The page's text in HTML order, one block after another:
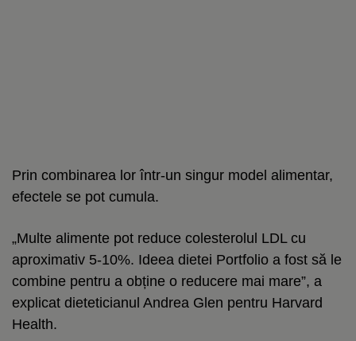
Prin combinarea lor într-un singur model alimentar,
efectele se pot cumula.
„Multe alimente pot reduce colesterolul LDL cu
aproximativ 5-10%. Ideea dietei Portfolio a fost să le
combine pentru a obține o reducere mai mare”, a
explicat dieteticianul Andrea Glen pentru Harvard
Health.